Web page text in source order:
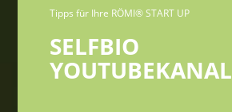
Tipps für Ihre RÖMI® START UP
SELFBIO
YOUTUBEKANAL